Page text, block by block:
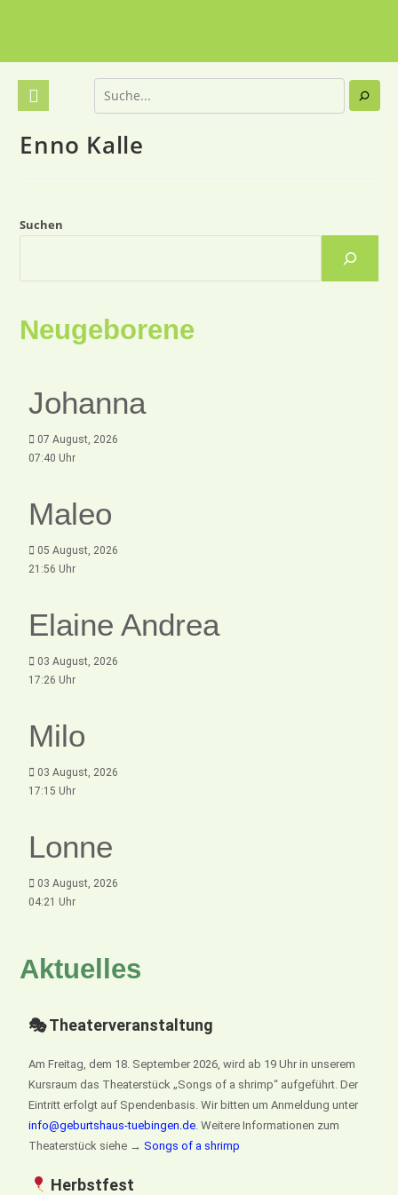
Enno Kalle
Suchen
Neugeborene
Johanna
07 August, 2026
07:40 Uhr
Maleo
05 August, 2026
21:56 Uhr
Elaine Andrea
03 August, 2026
17:26 Uhr
Milo
03 August, 2026
17:15 Uhr
Lonne
03 August, 2026
04:21 Uhr
Aktuelles
🎭 Theaterveranstaltung
Am Freitag, dem 18. September 2026, wird ab 19 Uhr in unserem
Kursraum das Theaterstück „Songs of a shrimp“ aufgeführt. Der
Eintritt erfolgt auf Spendenbasis. Wir bitten um Anmeldung unter
info@geburtshaus-tuebingen.de. Weitere Informationen zum
Theaterstück siehe →Songs of a shrimp
Herbstfest